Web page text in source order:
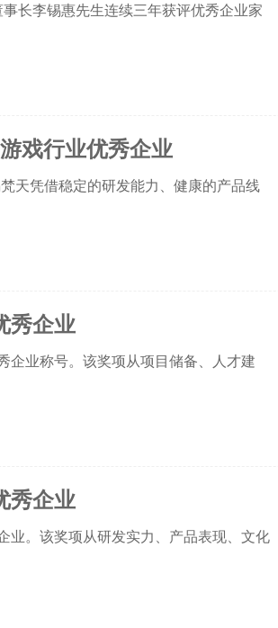
长李锡惠先生连续三年获评优秀企业家
戏行业优秀企业
天凭借稳定的研发能力、健康的产品线
秀企业
企业称号。该奖项从项目储备、人才建
秀企业
业。该奖项从研发实力、产品表现、文化